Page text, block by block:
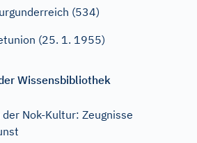
(534)
(25. 1. 1955)
Wissensbibliothek
Nok-Kultur: Zeugnisse